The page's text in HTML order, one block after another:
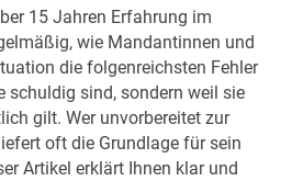
15 Jahren Erfahrung im
wie Mandantinnen und
die folgenreichsten Fehler
schuldig sind, sondern weil sie
gilt. Wer unvorbereitet zur
oft die Grundlage für sein
Artikel erklärt Ihnen klar und